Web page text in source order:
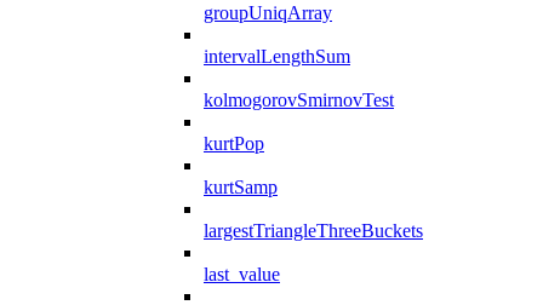
groupUniqArray
intervalLengthSum
kolmogorovSmirnovTest
kurtPop
kurtSamp
largestTriangleThreeBuckets
last_value